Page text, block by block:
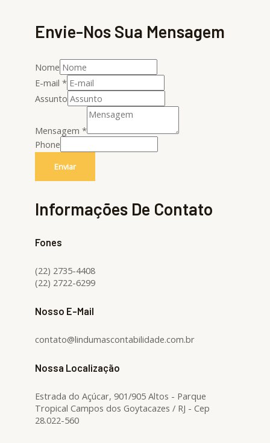
Envie-Nos Sua Mensagem
Nome
E-mail *
Assunto
Mensagem *
Phone
Enviar
Informações De Contato
Fones
(22) 2735-4408
(22) 2722-6299
Nosso E-Mail
contato@lindumascontabilidade.com.br
Nossa Localização
Estrada do Açúcar, 901/905 Altos - Parque
Tropical Campos dos Goytacazes / RJ - Cep
28.022-560